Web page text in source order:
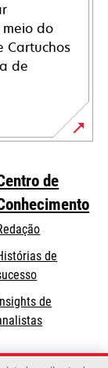
do
Cartuchos
de
de
de
de